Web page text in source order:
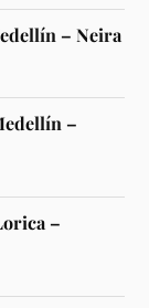
– Neira
–
–